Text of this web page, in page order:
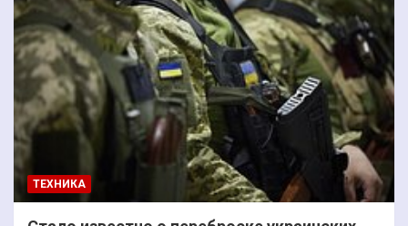
ТЕХНИКА